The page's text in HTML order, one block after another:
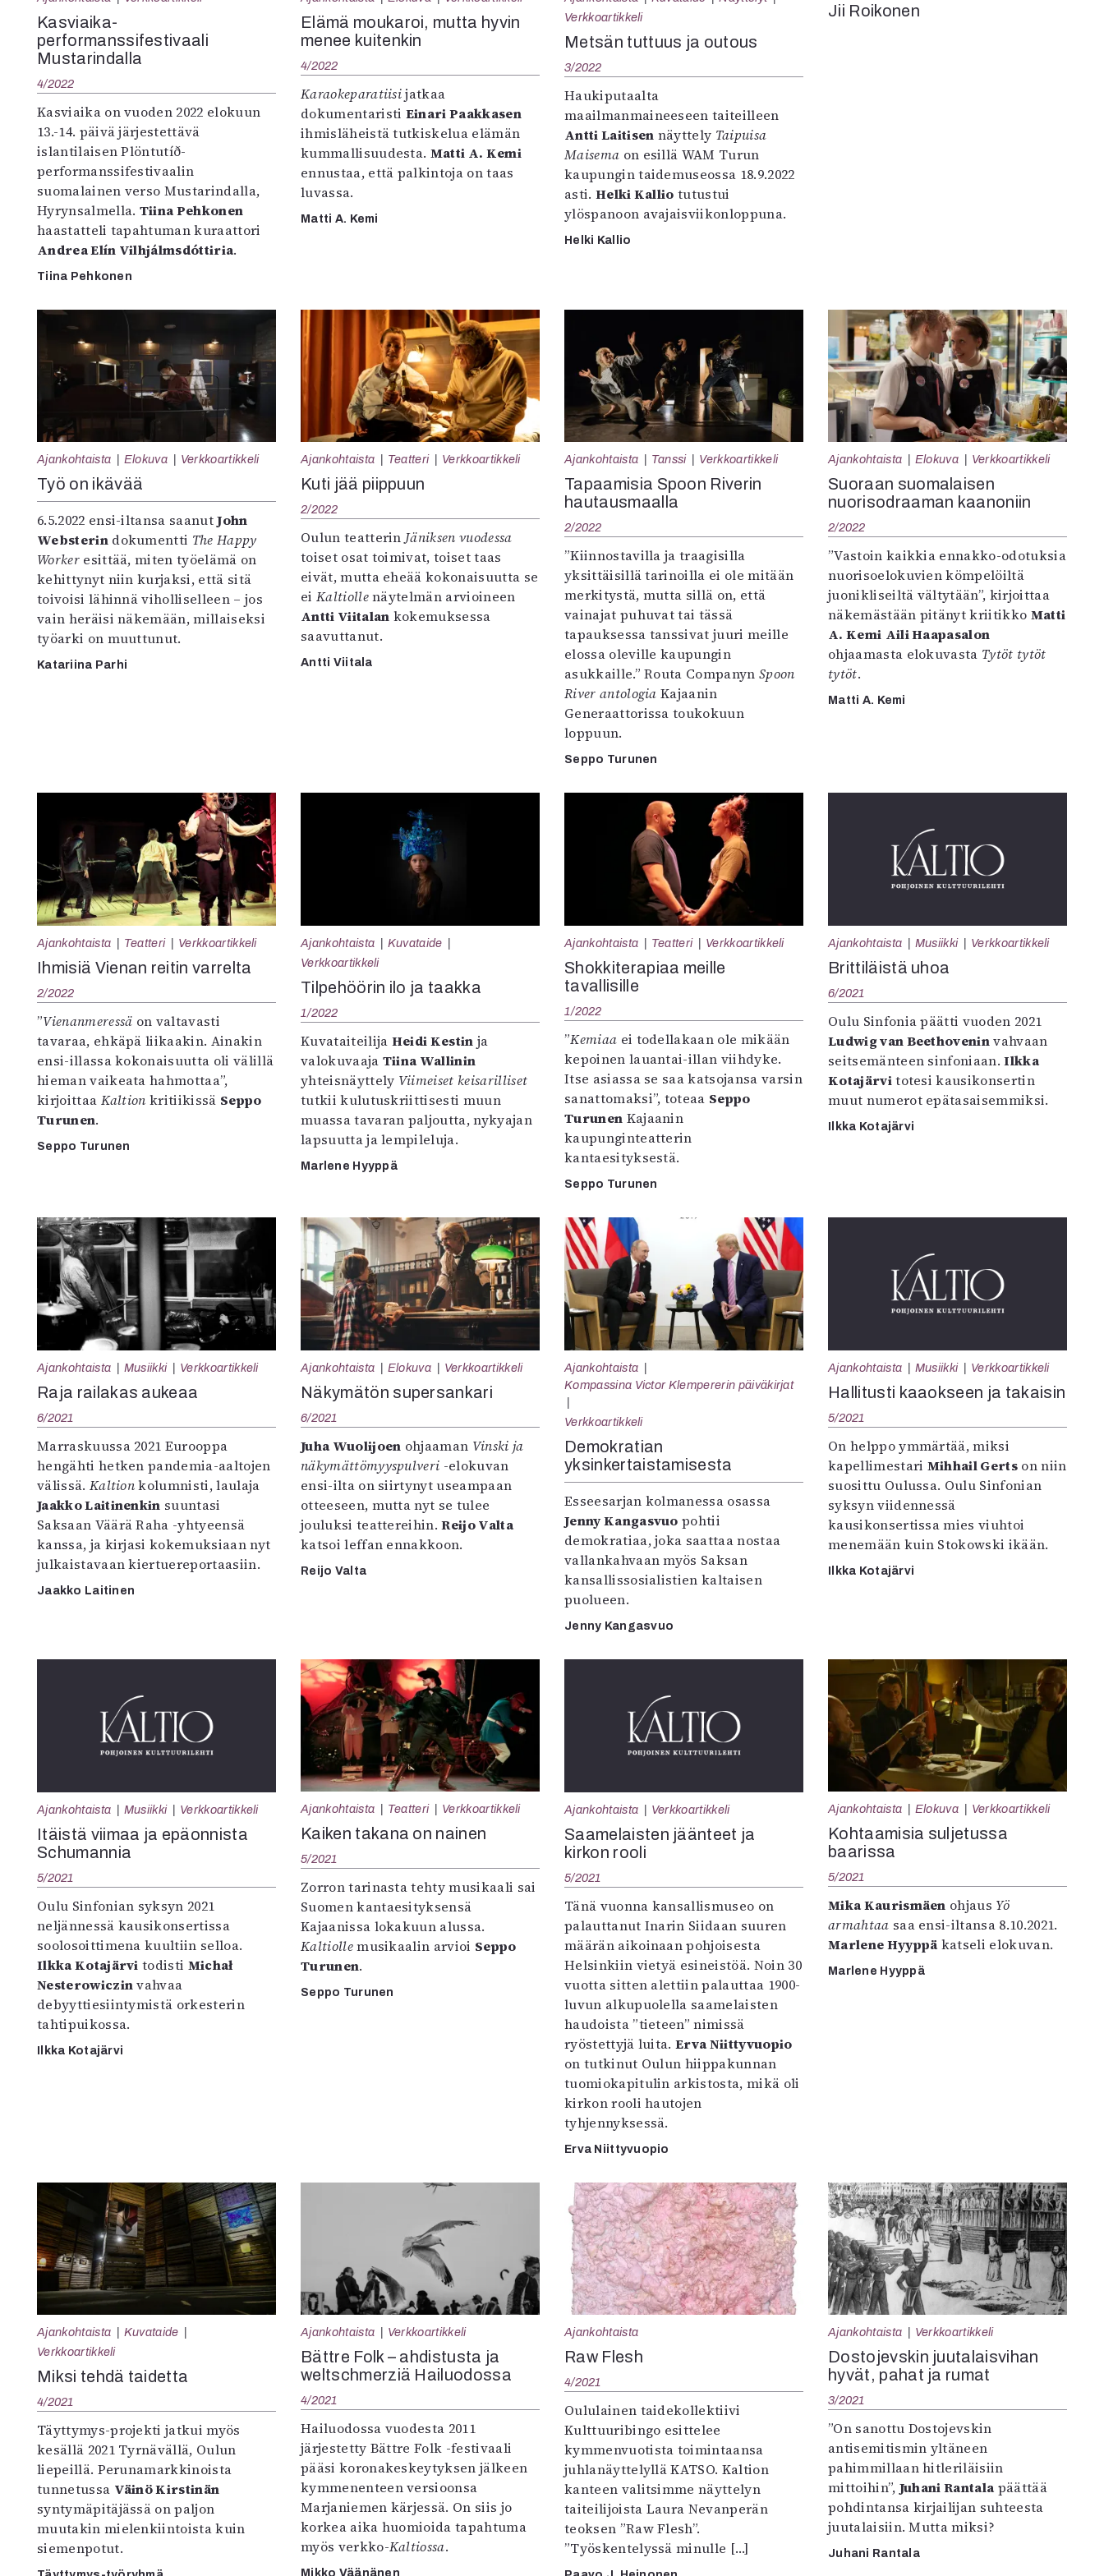
Kuvataide
Kirjat
In English
Esitystaide
Arkisto
Kasviaika-
performanssifestivaali
Mustarindalla
4/2022
Kasviaika on vuoden 2022 elokuun
13.-14. päivä järjestettävä
islantilaisen Plöntutíð-
performanssifestivaalin
suomalainen verso Mustarindalla,
Hyrynsalmella. Tiina Pehkonen
haastatteli tapahtuman kuraattori
Andrea Elín Vilhjálmsdóttiria.
Tiina Pehkonen
Elämä moukaroi, mutta hyvin
menee kuitenkin
4/2022
Karaokeparatiisijatkaa
dokumentaristi Einari Paakkasen
ihmisläheistä tutkiskelua elämän
kummallisuudesta. Matti A. Kemi
ennustaa, että palkintoja on taas
luvassa.
Matti A. Kemi
Verkkoartikkeli
Metsän tuttuus ja outous
3/2022
Haukiputaalta
maailmanmaineeseen taiteilleen
Antti Laitisen näyttely Taipuisa
Maisema on esillä WAM Turun
kaupungin taidemuseossa 18.9.2022
asti. Helki Kallio tutustui
ylöspanoon avajaisviikonloppuna.
Helki Kallio
Jii Roikonen
Ajankohtaista Elokuva Verkkoartikkeli
Työ on ikävää
6.5.2022 ensi-iltansa saanutJohn
Websterindokumentti The Happy
Workeresittää, miten työelämä on
kehittynyt niin kurjaksi, että sitä
toivoisi lähinnä viholliselleen – jos
vain heräisi näkemään, millaiseksi
työarki on muuttunut.
Katariina Parhi
Ajankohtaista Teatteri Verkkoartikkeli
Kuti jää piippuun
2/2022
Oulun teatterin Jäniksen vuodessa
toiset osat toimivat, toiset taas
eivät, mutta eheää kokonaisuutta se
ei Kaltiollenäytelmän arvioineen
Antti Viitalan kokemuksessa
saavuttanut.
Antti Viitala
Ajankohtaista Tanssi Verkkoartikkeli
Tapaamisia Spoon Riverin
hautausmaalla
2/2022
”Kiinnostavilla ja traagisilla
yksittäisillä tarinoilla ei ole mitään
merkitystä, mutta sillä on, että
vainajat puhuvat tai tässä
tapauksessa tanssivat juuri meille
elossa oleville kaupungin
asukkaille.” Routa Companyn Spoon
River antologia Kajaanin
Generaattorissa toukokuun
loppuun.
Seppo Turunen
Ajankohtaista Elokuva Verkkoartikkeli
Suoraan suomalaisen
nuorisodraaman kaanoniin
2/2022
”Vastoin kaikkia ennakko-odotuksia
nuorisoelokuvien kömpelöiltä
juonikliseiltä vältytään”, kirjoittaa
näkemästään pitänyt kriitikko Matti
A. Kemi Aili Haapasalon
ohjaamasta elokuvasta Tytöt tytöt
tytöt.
Matti A. Kemi
Ajankohtaista Teatteri Verkkoartikkeli
Ihmisiä Vienan reitin varrelta
2/2022
”Vienanmeressä on valtavasti
tavaraa, ehkäpä liikaakin. Ainakin
ensi-illassa kokonaisuutta oli välillä
hieman vaikeata hahmottaa”,
kirjoittaa Kaltion kritiikissä Seppo
Turunen.
Seppo Turunen
Ajankohtaista
Kuvataide
Verkkoartikkeli
Tilpehöörin ilo ja taakka
1/2022
Kuvataiteilija Heidi Kestin ja
valokuvaaja Tiina Wallinin
yhteisnäyttely Viimeiset keisarilliset
tutkii kulutuskriittisesti muun
muassa tavaran paljoutta, nykyajan
lapsuutta ja lempileluja.
Marlene Hyyppä
Ajankohtaista Teatteri Verkkoartikkeli
Shokkiterapiaa meille
tavallisille
1/2022
”Kemiaa ei todellakaan ole mikään
kepoinen lauantai-illan viihdyke.
Itse asiassa se saa katsojansa varsin
sanattomaksi”, toteaa Seppo
Turunen Kajaanin
kaupunginteatterin
kantaesityksestä.
Seppo Turunen
Ajankohtaista Musiikki Verkkoartikkeli
Brittiläistä uhoa
6/2021
Oulu Sinfonia päätti vuoden 2021
Ludwig van Beethoveninvahvaan
seitsemänteen sinfoniaan.Ilkka
Kotajärvitotesi kausikonsertin
muut numerot epätasaisemmiksi.
Ilkka Kotajärvi
Ajankohtaista Musiikki Verkkoartikkeli
Raja railakas aukeaa
6/2021
Marraskuussa 2021 Eurooppa
hengähti hetken pandemia-aaltojen
välissä. Kaltionkolumnisti, laulaja
Jaakko Laitinenkin suuntasi
Saksaan Väärä Raha -yhtyeensä
kanssa, ja kirjasi kokemuksiaan nyt
julkaistavaan kiertuereportaasiin.
Jaakko Laitinen
Ajankohtaista Elokuva Verkkoartikkeli
Näkymätön supersankari
6/2021
Juha Wuolijoen ohjaaman Vinski ja
näkymättömyyspulveri -elokuvan
ensi-ilta on siirtynyt useampaan
otteeseen, mutta nyt se tulee
jouluksi teattereihin.Reijo Valta
katsoi leffan ennakkoon.
Reijo Valta
Ajankohtaista
Kompassina Victor Klempererin päiväkirjat
Verkkoartikkeli
Demokratian
yksinkertaistamisesta
Esseesarjan kolmanessa osassa
Jenny Kangasvuo pohtii
demokratiaa, joka saattaa nostaa
vallankahvaan myös Saksan
kansallissosialistien kaltaisen
puolueen.
Jenny Kangasvuo
Ajankohtaista Musiikki Verkkoartikkeli
Hallitusti kaaokseen ja takaisin
5/2021
On helppo ymmärtää, miksi
kapellimestari Mihhail Gertson niin
suosittu Oulussa. Oulu Sinfonian
syksyn viidennessä
kausikonsertissa mies viuhtoi
menemään kuin Stokowski ikään.
Ilkka Kotajärvi
Ajankohtaista Musiikki Verkkoartikkeli
Itäistä viimaa ja epäonnista
Schumannia
5/2021
Oulu Sinfonian syksyn 2021
neljännessä kausikonsertissa
soolosoittimena kuultiin selloa.
Ilkka Kotajärvi todisti Michał
Nesterowiczinvahvaa
debyyttiesiintymistä orkesterin
tahtipuikossa.
Ilkka Kotajärvi
Ajankohtaista Teatteri Verkkoartikkeli
Kaiken takana on nainen
5/2021
Zorron tarinasta tehty musikaali sai
Suomen kantaesityksensä
Kajaanissa lokakuun alussa.
Kaltiollemusikaalin arvioi Seppo
Turunen.
Seppo Turunen
Ajankohtaista Verkkoartikkeli
Saamelaisten jäänteet ja
kirkon rooli
5/2021
Tänä vuonna kansallismuseo on
palauttanut Inarin Siidaan suuren
määrän aikoinaan pohjoisesta
Helsinkiin vietyä esineistöä. Noin 30
vuotta sitten alettiin palauttaa 1900-
luvun alkupuolella saamelaisten
haudoista ”tieteen” nimissä
ryöstettyjä luita.Erva Niittyvuopio
on tutkinut Oulun hiippakunnan
tuomiokapitulin arkistosta, mikä oli
kirkon rooli hautojen
tyhjennyksessä.
Erva Niittyvuopio
Ajankohtaista Elokuva Verkkoartikkeli
Kohtaamisia suljetussa
baarissa
5/2021
Mika Kaurismäen ohjaus Yö
armahtaa saa ensi-iltansa 8.10.2021.
Marlene Hyyppä katseli elokuvan.
Marlene Hyyppä
Ajankohtaista
Kuvataide
Verkkoartikkeli
Miksi tehdä taidetta
4/2021
Täyttymys-projekti jatkui myös
kesällä 2021 Tyrnävällä, Oulun
liepeillä. Perunamarkkinoista
tunnetussa Väinö Kirstinän
syntymäpitäjässä on paljon
muutakin mielenkiintoista kuin
siemenpotut.
Ajankohtaista Verkkoartikkeli
Bättre Folk – ahdistusta ja
weltschmerziä Hailuodossa
4/2021
Hailuodossa vuodesta 2011
järjestetty Bättre Folk -festivaali
pääsi koronakeskeytyksen jälkeen
kymmenenteen versioonsa
Marjaniemen kärjessä. On siis jo
korkea aika huomioida tapahtuma
myös verkko-Kaltiossa.
Mikko Väänänen
Ajankohtaista
Raw Flesh
4/2021
Oululainen taidekollektiivi
Kulttuuribingo esittelee
kymmenvuotista toimintaansa
juhlanäyttelyllä KATSO. Kaltion
kanteen valitsimme näyttelyn
taiteilijoista Laura Nevanperän
teoksen ”Raw Flesh”.
”Työskentelyssä minulle […]
Ajankohtaista Verkkoartikkeli
Dostojevskin juutalaisvihan
hyvät, pahat ja rumat
3/2021
”On sanottu Dostojevskin
antisemitismin yltäneen
pahimmillaan hitleriläisiin
mittoihin”, Juhani Rantala päättää
pohdintansa kirjailijan suhteesta
juutalaisiin. Mutta miksi?
Juhani Rantala